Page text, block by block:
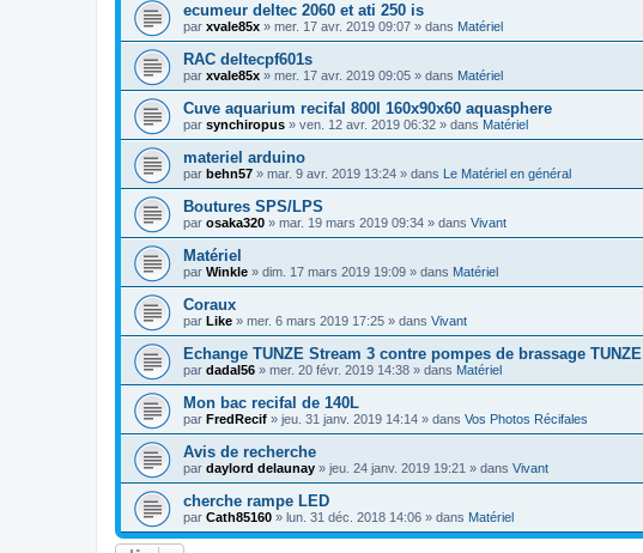
ecumeur deltec 2060 et ati 250 is
par xvale85x » mer. 17 avr. 2019 09:07 » dans Matériel
RAC deltecpf601s
par xvale85x » mer. 17 avr. 2019 09:05 » dans Matériel
Cuve aquarium recifal 800l 160x90x60 aquasphere
par synchiropus » ven. 12 avr. 2019 06:32 » dans Matériel
materiel arduino
par behn57 » mar. 9 avr. 2019 13:24 » dans Le Matériel en général
Boutures SPS/LPS
par osaka320 » mar. 19 mars 2019 09:34 » dans Vivant
Matériel
par Winkle » dim. 17 mars 2019 19:09 » dans Matériel
Coraux
par Like » mer. 6 mars 2019 17:25 » dans Vivant
Echange TUNZE Stream 3 contre pompes de brassage TUNZE
par dadal56 » mer. 20 févr. 2019 14:38 » dans Matériel
Mon bac recifal de 140L
par FredRecif » jeu. 31 janv. 2019 14:14 » dans Vos Photos Récifales
Avis de recherche
par daylord delaunay » jeu. 24 janv. 2019 19:21 » dans Vivant
cherche rampe LED
par Cath85160 » lun. 31 déc. 2018 14:06 » dans Matériel